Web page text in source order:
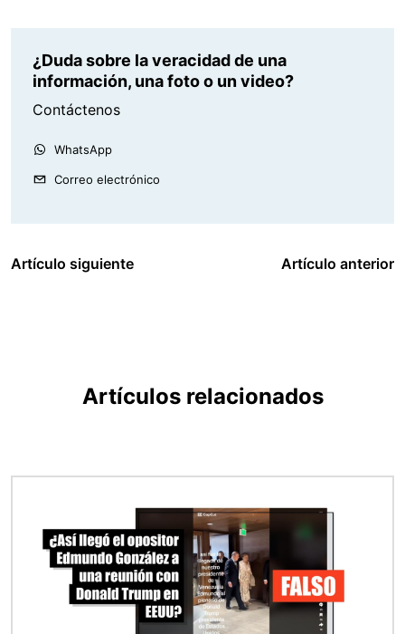
¿Duda sobre la veracidad de una
información, una foto o un video?
Contáctenos
WhatsApp
Correo electrónico
Artículo siguiente Artículo anterior
Artículos relacionados